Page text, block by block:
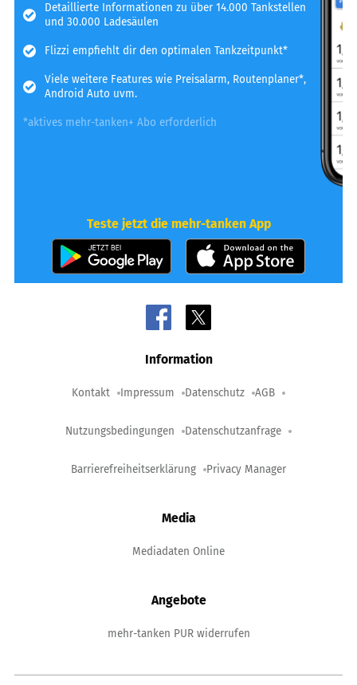
Detaillierte Informationen zu über 14.000 Tankstellen
und 30.000 Ladesäulen
Flizzi empfiehlt dir den optimalen Tankzeitpunkt*
Viele weitere Features wie Preisalarm, Routenplaner*,
Android Auto uvm.
*aktives mehr-tanken+ Abo erforderlich
Teste jetzt die mehr-tanken App
Information
Kontakt Impressum Datenschutz AGB
Nutzungsbedingungen Datenschutzanfrage
Barrierefreiheitserklärung Privacy Manager
Media
Mediadaten Online
Angebote
mehr-tanken PUR widerrufen